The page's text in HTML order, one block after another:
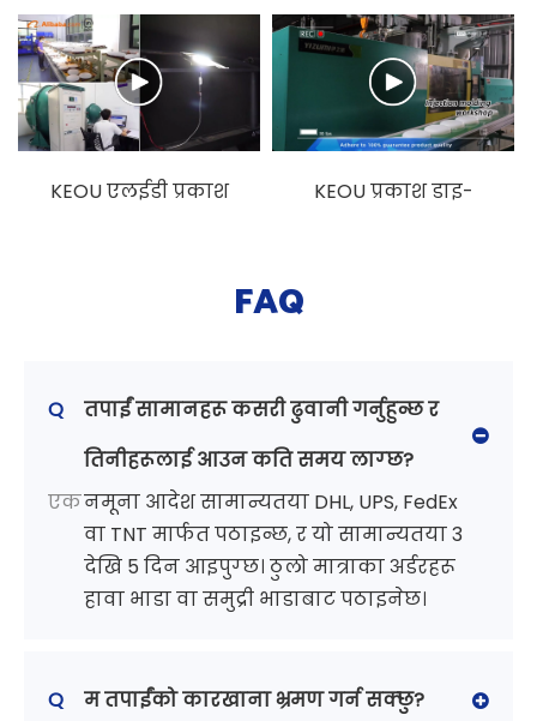
KEOU एलईडी प्रकाश
KEOU प्रकाश डाइ-
FAQ
Q
तपाईं सामानहरू कसरी ढुवानी गर्नुहुन्छ र
तिनीहरूलाई आउन कति समय लाग्छ?
एकनमूना आदेश सामान्यतया DHL, UPS, FedEx
वा TNT मार्फत पठाइन्छ, र यो सामान्यतया 3
देखि 5 दिन आइपुग्छ। ठुलो मात्राका अर्डरहरू
हावा भाडा वा समुद्री भाडाबाट पठाइनेछ।
Q म तपाईंको कारखाना भ्रमण गर्न सक्छु?